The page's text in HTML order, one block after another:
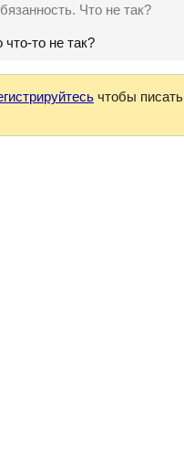
Что не так?
то не так?
чтобы писать